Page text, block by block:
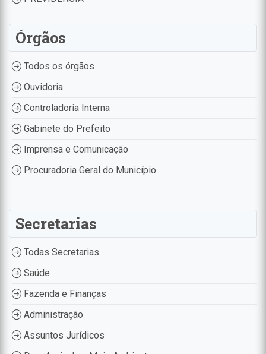
Órgãos
Todos os órgãos
Ouvidoria
Controladoria Interna
Gabinete do Prefeito
Imprensa e Comunicação
Procuradoria Geral do Município
Secretarias
Todas Secretarias
Saúde
Fazenda e Finanças
Administração
Assuntos Jurídicos